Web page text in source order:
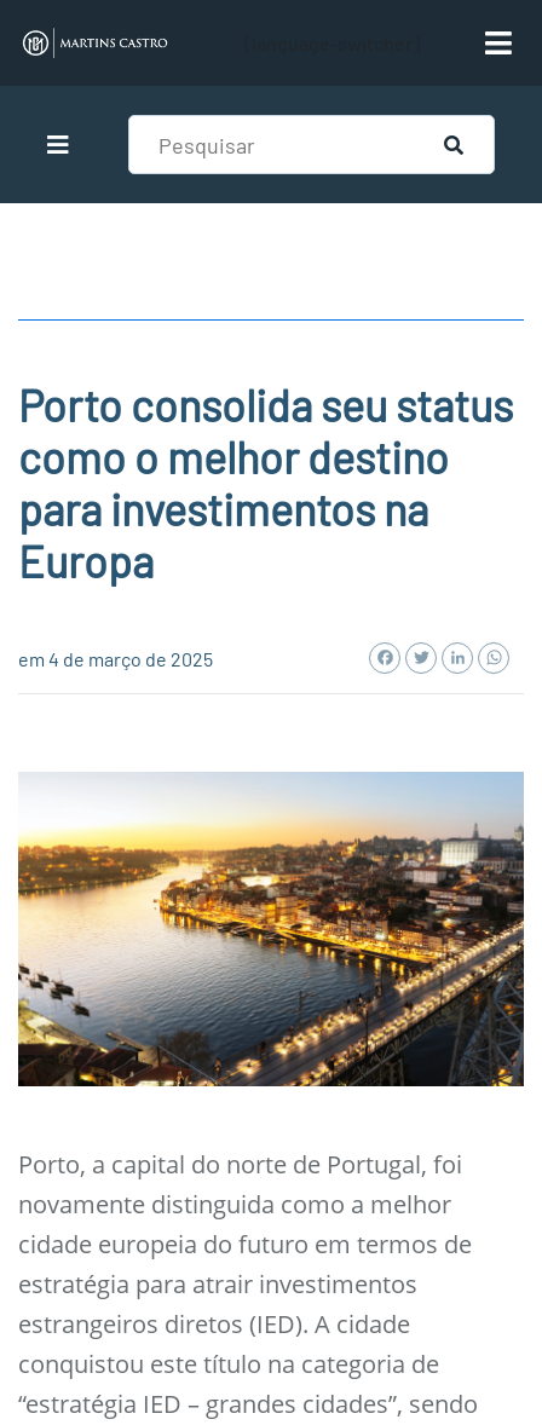
Porto consolida seu status
como o melhor destino
para investimentos na
Europa
em 4 de março de 2025 Facebook
Twitter
Porto, a capital do norte de Portugal, foi
novamente distinguida como a melhor
cidade europeia do futuro em termos de
estratégia para atrair investimentos
estrangeiros diretos (IED). A cidade
conquistou este título na categoria de
“estratégia IED – grandes cidades”, sendo